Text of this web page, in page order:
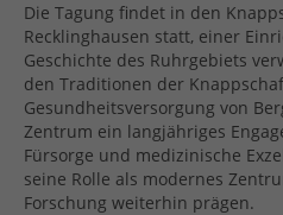
Die Tagung findet in den
Recklinghausen statt, einer
Geschichte des Ruhrgebiets
den Traditionen der
Gesundheitsversorgung von
Zentrum ein langjähriges
Fürsorge und medizinische
seine Rolle als modernes
Forschung weiterhin prägen.